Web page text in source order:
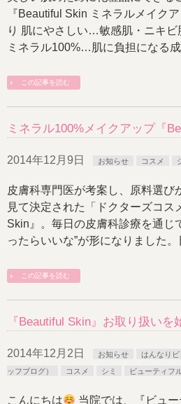
『Beautiful Skin ミネラルメイク
り 肌にやさしい…敏感肌・ニキビ
ミネラル100%…肌に負担になる
この記事を読む
ミネラル100%メイクアップ『
2014年12月9日 お知らせ コスメ
皮膚科専門医が考案し、原料選び
見て決定された「ドクターズコス
Skin』。毎日の皮膚科診療を通じ
ったらいいな”が形になりました
この記事を読む
『Beautiful Skin』お取り扱いを
2014年12月2日 お知らせ
はんなり
ッフブログ）
コスメ シミ ビューティフ
こんにちは 当院では、『ビュ